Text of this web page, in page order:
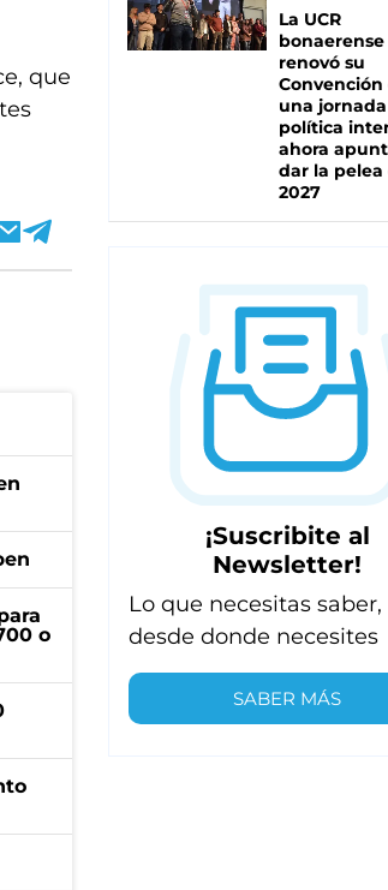
que
o
La UCR
bonaerense
renovó su
Convención
una jornada
política
ahora
dar la pelea
2027
¡Suscribite al
Newsletter!
Lo que necesitas saber,
desde donde necesites
SABER MÁS